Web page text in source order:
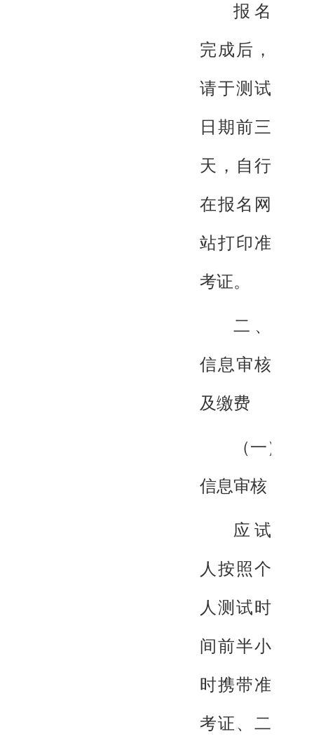
报名
完成后，
请于测试
日期前三
天，自行
在报名网
站打印准
考证。
二、
信息审核
及缴费
（一）
信息审核
应试
人按照个
人测试时
间前半小
时携带准
考证、二